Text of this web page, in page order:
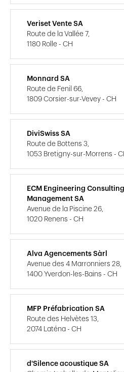
Veriset Vente SA
Route de la Vallée 7,
1180 Rolle - CH
Monnard SA
Route de Fenil 66,
1809 Corsier-sur-Vevey - CH
DiviSwiss SA
Route de Bottens 3,
1053 Bretigny-sur-Morrens -
ECM Engineering Consulting
Management SA
Avenue de la Piscine 26,
1020 Renens - CH
Alva Agencements Sàrl
Avenue des 4 Marronniers 28,
1400 Yverdon-les-Bains - CH
MFP Préfabrication SA
Route des Helvètes 13,
2074 Laténa - CH
d'Silence acoustique SA